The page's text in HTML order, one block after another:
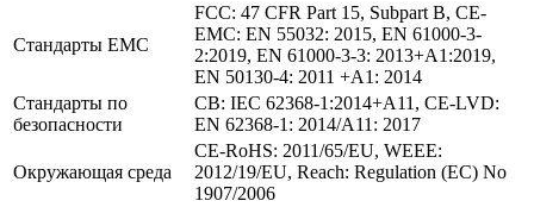
Стандарты EMC
FCC: 47 CFR Part 15, Subpart B, CE-
EMC: EN 55032: 2015, EN 61000-3-
2:2019, EN 61000-3-3: 2013+A1:2019,
EN 50130-4: 2011 +A1: 2014
Стандарты по
безопасности
CB: IEC 62368-1:2014+A11, CE-LVD:
EN 62368-1: 2014/A11: 2017
Окружающая среда
CE-RoHS: 2011/65/EU, WEEE:
2012/19/EU, Reach: Regulation (EC) No
1907/2006